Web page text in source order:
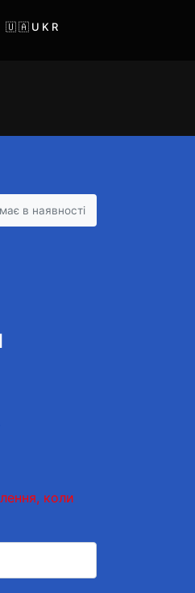
🇺🇦UKR
в наявності
коли